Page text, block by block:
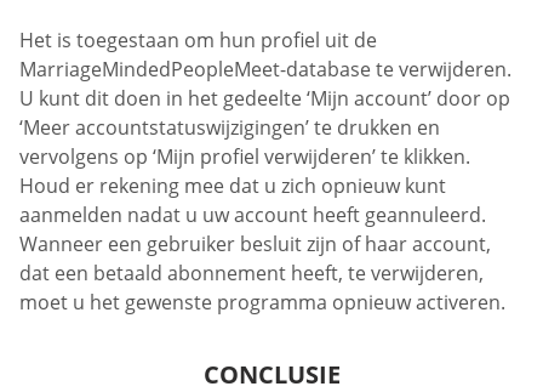
Het is toegestaan om hun profiel uit de
MarriageMindedPeopleMeet-database te verwijderen.
U kunt dit doen in het gedeelte ‘Mijn account’ door op
‘Meer accountstatuswijzigingen’ te drukken en
vervolgens op ‘Mijn profiel verwijderen’ te klikken.
Houd er rekening mee dat u zich opnieuw kunt
aanmelden nadat u uw account heeft geannuleerd.
Wanneer een gebruiker besluit zijn of haar account,
dat een betaald abonnement heeft, te verwijderen,
moet u het gewenste programma opnieuw activeren.
CONCLUSIE